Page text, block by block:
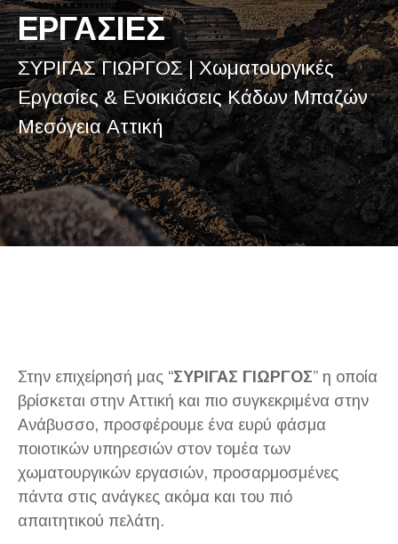
ΕΡΓΑΣΙΕΣ
ΣΥΡΙΓΑΣ ΓΙΩΡΓΟΣ | Χωματουργικές
Εργασίες & Ενοικιάσεις Κάδων Μπαζών
Μεσόγεια Αττική
Στην επιχείρησή μας “ΣΥΡΙΓΑΣ ΓΙΩΡΓΟΣ” η οποία
βρίσκεται στην Αττική και πιο συγκεκριμένα στην
Ανάβυσσο, προσφέρουμε ένα ευρύ φάσμα
ποιοτικών υπηρεσιών στον τομέα των
χωματουργικών εργασιών, προσαρμοσμένες
πάντα στις ανάγκες ακόμα και του πιό
απαιτητικού πελάτη.